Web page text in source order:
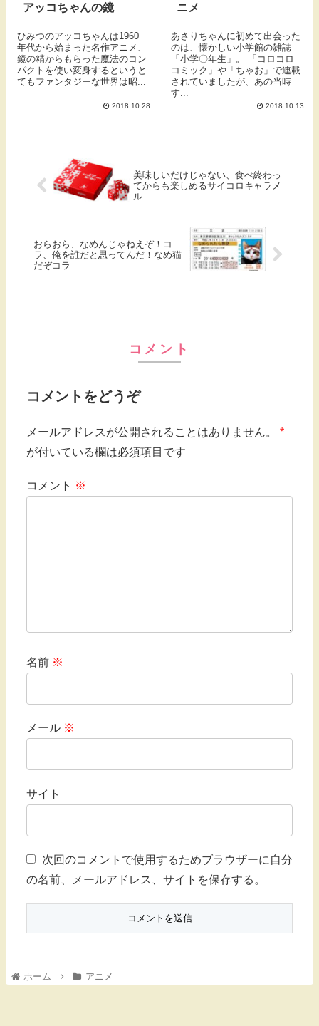
アッコちゃんの鏡
ひみつのアッコちゃんは1960
年代から始まった名作アニメ、
鏡の精からもらった魔法のコン
パクトを使い変身するというと
てもファンタジーな世界は昭...
2018.10.28
ニメ
あさりちゃんに初めて出会った
のは、懐かしい小学館の雑誌
「小学〇年生」。 「コロコロ
コミック」や「ちゃお」で連載
されていましたが、あの当時
す...
2018.10.13
美味しいだけじゃない、食べ終わっ
てからも楽しめるサイコロキャラメ
ル
おらおら、なめんじゃねえぞ！コ
ラ、俺を誰だと思ってんだ！なめ猫
だぞコラ
コメント
コメントをどうぞ
メールアドレスが公開されることはありません。
*
が付いている欄は必須項目です
コメント ※
名前 ※
メール ※
サイト
次回のコメントで使用するためブラウザーに自分
の名前、メールアドレス、サイトを保存する。
ホーム アニメ